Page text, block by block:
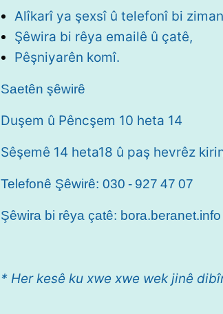
Alîkarî ya şexsî û telefonî bi
Şêwira bi rêya emailê û çatê,
Pêşniyarên komî.
Saetên şêwirê
Duşem û Pêncşem 10 heta 14
Sêşemê 14 heta18 û paş hevrêz
Telefonê Şêwirê: 030 - 927 47 07
Şêwira bi rêya çatê: bora.beranet.info
* Her kesê ku xwe xwe wek jinê